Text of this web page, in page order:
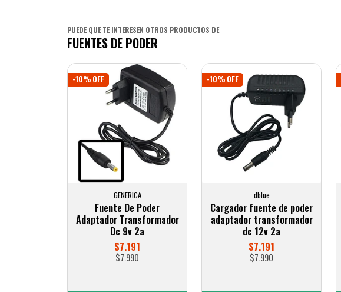
PUEDE QUE TE INTERESEN OTROS PRODUCTOS DE
FUENTES DE PODER
-10% OFF
GENERICA
Fuente De Poder
Adaptador Transformador
Dc 9v 2a
$7.191
$7.990
-10% OFF
dblue
Cargador fuente de poder
adaptador transformador
dc 12v 2a
$7.191
$7.990